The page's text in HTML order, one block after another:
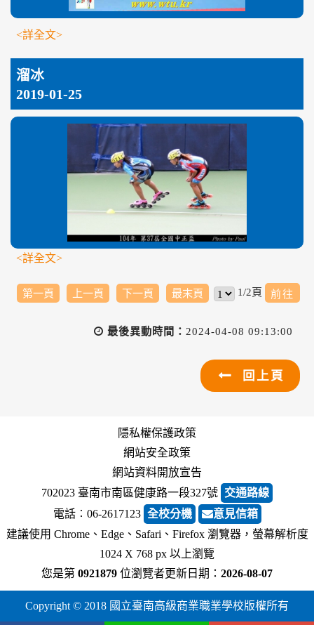
<詳全文>
溜冰
2019-01-25
<詳全文>
第一頁 上一頁 下一頁 最末頁 1/2頁
最後異動時間： 2024-04-08 09:13:00
回上頁
隱私權保護政策
網站安全政策
網站資料開放宣告
702023 臺南市南區健康路一段327號 交通路線
電話︰06-2617123 全校分機
意見信箱
建議使用 Chrome、Edge、Safari、Firefox 瀏覽器，螢幕解析度
1024 X 768 px 以上瀏覽
您是第 0921879 位瀏覽者更新日期： 2026-08-07
Copyright © 2018 國立臺南高級商業職業學校版權所有